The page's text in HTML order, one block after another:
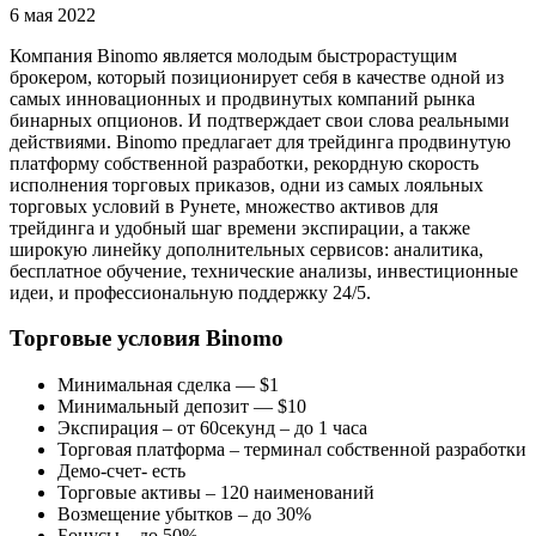
6 мая 2022
Компания Binomo является молодым быстрорастущим
брокером, который позиционирует себя в качестве одной из
самых инновационных и продвинутых компаний рынка
бинарных опционов. И подтверждает свои слова реальными
действиями. Binomo предлагает для трейдинга продвинутую
платформу собственной разработки, рекордную скорость
исполнения торговых приказов, одни из самых лояльных
торговых условий в Рунете, множество активов для
трейдинга и удобный шаг времени экспирации, а также
широкую линейку дополнительных сервисов: аналитика,
бесплатное обучение, технические анализы, инвестиционные
идеи, и профессиональную поддержку 24/5.
Торговые условия Binomo
Минимальная сделка — $1
Минимальный депозит — $10
Экспирация – от 60секунд – до 1 часа
Торговая платформа – терминал собственной разработки
Демо-счет- есть
Торговые активы – 120 наименований
Возмещение убытков – до 30%